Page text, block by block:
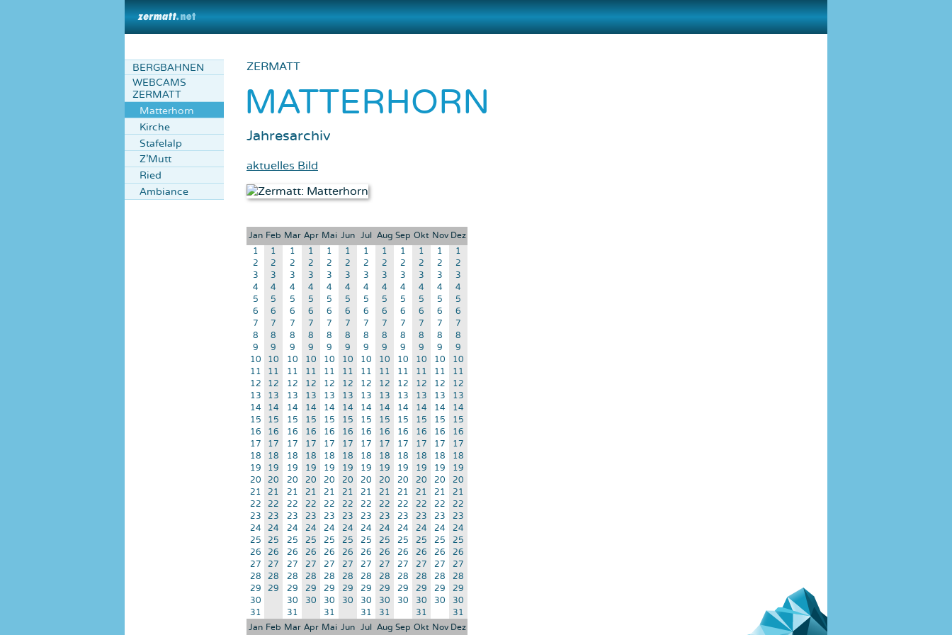
ZERMATT
MATTERHORN
Jahresarchiv
aktuelles Bild
Jan Feb Mar Apr Mai Jun Jul Aug Sep Okt Nov Dez
Jan Feb Mar Apr Mai Jun Jul Aug Sep Okt Nov Dez
1 1 1 1 1 1 1 1 1 1 1
1
2
2 2 2 2 2 2 2 2 2 2
2
3
3 3 3 3 3 3 3 3 3 3
3
4
4 4 4 4 4 4 4 4 4 4
4
5
5 5 5 5 5 5 5 5 5 5
5
6
6 6 6 6 6 6 6 6 6 6
6
7
7 7 7 7 7 7 7 7 7 7
7
8
8 8 8 8 8 8 8 8 8 8
8
9
9 9 9 9 9 9 9 9 9 9
9
10
10 10 10 10 10 10 10 10 10 10
10
11
11 11 11 11 11 11 11 11 11 11
11
12
12 12 12 12 12 12 12 12 12 12
12
13
13 13 13 13 13 13 13 13 13 13
13
14
14 14 14 14 14 14 14 14 14 14
14
15
15 15 15 15 15 15 15 15 15 15
15
16
16 16 16 16 16 16 16 16 16 16
16
17
17 17 17 17 17 17 17 17 17 17
17
18
18 18 18 18 18 18 18 18 18 18
18
19
19 19 19 19 19 19 19 19 19 19
19
20
20 20 20 20 20 20 20 20 20 20
20
21
21 21 21 21 21 21 21 21 21 21
21
22
22 22 22 22 22 22 22 22 22 22
22
23
23 23 23 23 23 23 23 23 23 23
23
24
24 24 24 24 24 24 24 24 24 24
24
25
25 25 25 25 25 25 25 25 25 25
25
26
26 26 26 26 26 26 26 26 26 26
26
27
27 27 27 27 27 27 27 27 27 27
27
28
28 28 28 28 28 28 28 28 28 28
28
29
29 29 29 29 29 29 29 29 29 29
29
30
30 30 30 30 30 30 30 30 30
30
31
31 31 31 31 31 31
BERGBAHNEN
WEBCAMS
ZERMATT
Matterhorn
Kirche
Stafelalp
Z'Mutt
Ried
Ambiance